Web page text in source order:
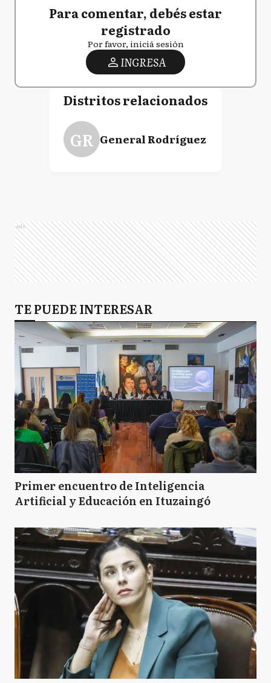
Para comentar, debés estar
registrado
Por favor, iniciá sesión
INGRESA
Distritos relacionados
GR General Rodríguez
Ads
TE PUEDE INTERESAR
Primer encuentro de Inteligencia
Artificial y Educación en Ituzaingó